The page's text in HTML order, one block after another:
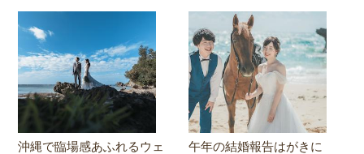
沖縄で臨場感あふれるウェ
午年の結婚報告はがきに